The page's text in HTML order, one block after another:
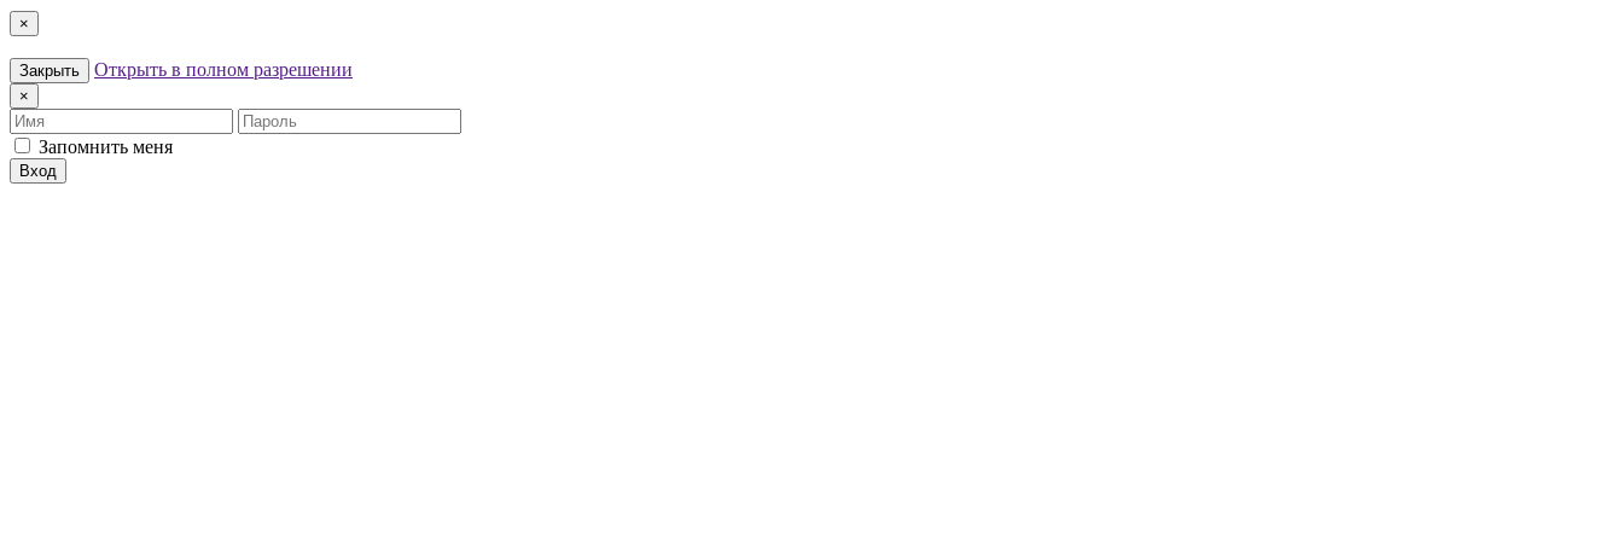
×
Закрыть Открыть в полном разрешении
×
Имя
Пароль
Запомнить меня
Вход